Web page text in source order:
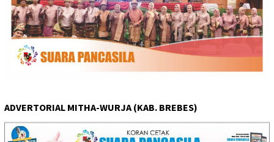
ADVERTORIAL MITHA-WURJA (KAB. BREBES)